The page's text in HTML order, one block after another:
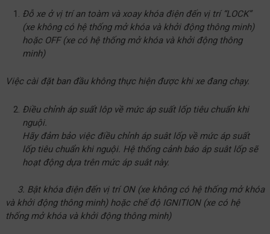
Đỗ xe ở vị trí an toàm và xoay khóa điện đến vị trí “LOCK”
(xe không có hệ thống mở khóa và khởi động thông minh)
hoặc OFF (xe có hệ thống mở khóa và khởi động thông
minh)
Việc cài đặt ban đầu không thực hiện được khi xe đang chạy.
Điều chỉnh áp suất lôp về mức áp suất lốp tiêu chuẩn khi
nguội.
Hãy đảm bảo việc điều chỉnh áp suât lốp về mức áp suất
lốp tiêu chuẩn khi nguội. Hệ thống cảnh báo áp suât lốp sẽ
hoạt động dựa trên mức áp suât này.
3. Bật khóa điện đến vị trí ON (xe không có hệ thống mở khóa
và khởi động thông minh) hoặc chế độ IGNITION (xe có hệ
thống mở khóa và khởi động thông minh)